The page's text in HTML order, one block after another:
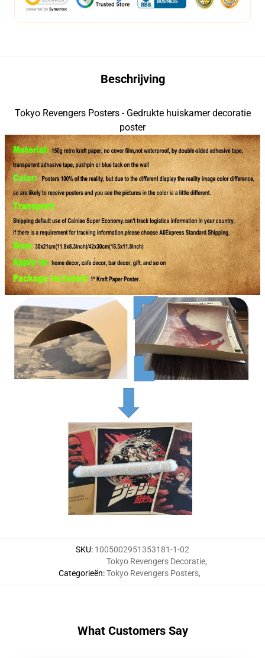
Beschrijving
Tokyo Revengers Posters - Gedrukte huiskamer decoratie
poster
SKU: 1005002951353181-1-02
Categorieën:
Tokyo Revengers Decoratie,
Tokyo Revengers Posters,
What Customers Say